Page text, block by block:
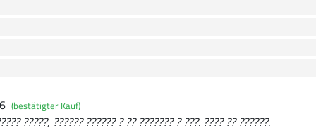
(bestätigter Kauf)
?????, ?????? ?????? ? ?? ??????? ? ???. ???? ?? ??????.